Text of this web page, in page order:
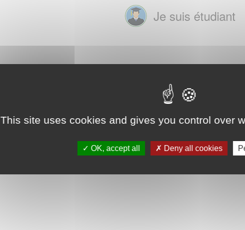
This site uses cookies and gives you control over
OK, accept all Deny all cookies
Je suis étudiant